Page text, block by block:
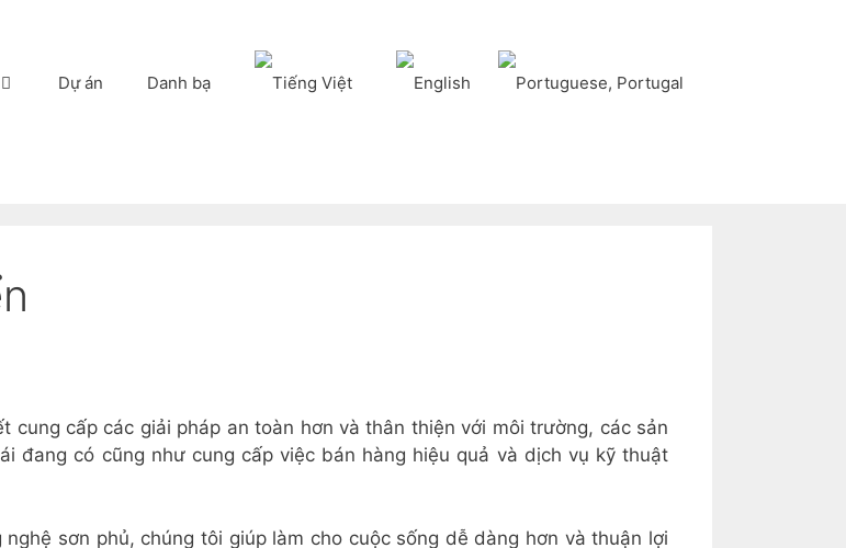
Dự án Danh bạ
cung cấp các giải pháp an toàn hơn và thân thiện với môi trường, các sản
đang có cũng như cung cấp việc bán hàng hiệu quả và dịch vụ kỹ thuật
sơn phủ, chúng tôi giúp làm cho cuộc sống dễ dàng hơn và thuận lợi